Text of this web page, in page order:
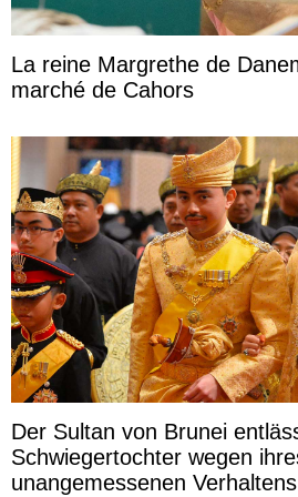
La reine Margrethe de
marché de Cahors
Der Sultan von Brunei
Schwiegertochter wegen
unangemessenen Verhaltens